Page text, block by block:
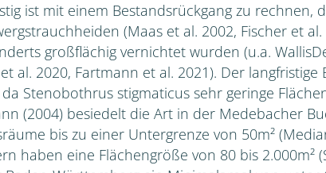
ist mit einem Bestandsrückgang zu rechnen,
(Maas et al. 2002, Fischer et
großflächig vernichtet wurden (u.a.
al. 2020, Fartmann et al. 2021). Der
Stenobothrus stigmaticus sehr geringe
(2004) besiedelt die Art in der Medebacher
bis zu einer Untergrenze von 50m²
haben eine Flächengröße von 80 bis 2.000m²